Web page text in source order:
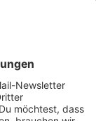
nach
des